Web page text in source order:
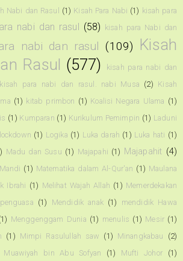
Nabi dan Rasul (1) Kisah Para Nabi (1) kisah para
nabi dan rasul (58) kisah para Nabi dan
nabi dan rasul (109) Kisah
Rasul (577)
kisah para nabi dan
kisah para nabi dan rasul. nabi Musa (2) Kisah
(1) kitab primbon (1) Koalisi Negara Ulama (1)
(1) Kumparan (1) Kurikulum Pemimpin (1) Laduni
lockdown (1) Logika (1) Luka darah (1) Luka hati (1)
Madu dan Susu (1) Majapahi (1) Majapahit (4)
Mandi (1) Matematika dalam Al-Qur'an (1) Maulana
Ibrahi (1) Melihat Wajah Allah (1) Memerdekakan
(1) Mendidik anak (1)
mendidik Hawa
Menggenggam Dunia (1) menulis (1) Mesir (1)
(1) Mimpi Rasulullah saw (1) Minangkabau
(2)
Muawiyah bin Abu Sofyan (1) Mufti Johor (1)